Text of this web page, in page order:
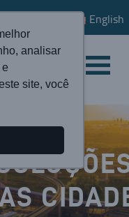
analisar
site, você
English